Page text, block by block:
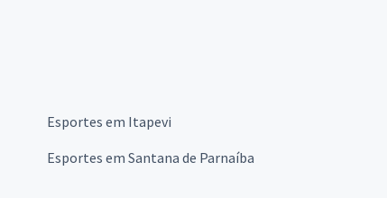
Esportes em Itapevi
Esportes em Santana de Parnaíba